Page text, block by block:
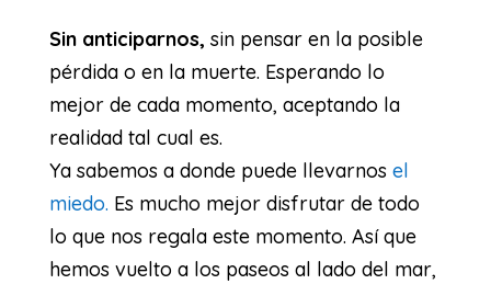
Sin anticiparnos, sin pensar en la posible
pérdida o en la muerte. Esperando lo
mejor de cada momento, aceptando la
realidad tal cual es.
Ya sabemos a donde puede llevarnos el
miedo. Es mucho mejor disfrutar de todo
lo que nos regala este momento. Así que
hemos vuelto a los paseos al lado del mar,